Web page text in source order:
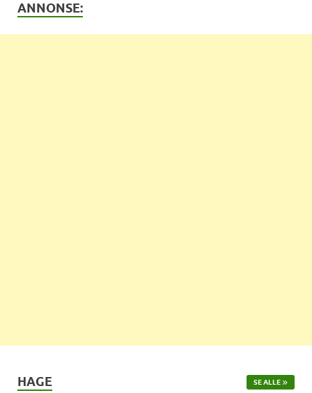
ANNONSE:
HAGE SE ALLE